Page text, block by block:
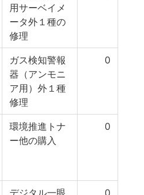
用サーベイメ
ータ外１種の
修理
ガス検知警報
器（アンモニ
ア用）外１種
修理
0
環境推進トナ
ー他の購入
0
デジタル一眼
0